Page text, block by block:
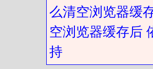
么清空浏览器缓
空浏览器缓存后
持